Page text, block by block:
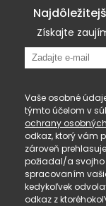
Získajte
Vaše osobné
týmto účelom v
ochrany
odkaz, ktorý vám
zároveň
požiadal/a svojho
spracovaním
kedykoľvek
odkaz z